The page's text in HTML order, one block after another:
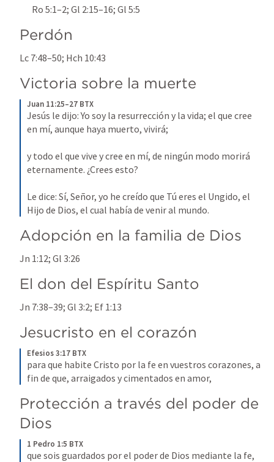
Ro 5:1–2; Gl 2:15–16; Gl 5:5
Perdón
Lc 7:48–50; Hch 10:43
Victoria sobre la muerte
Juan 11:25–27 BTX
Jesús le dijo: Yo soy la resurrección y la vida; el que cree
en mí, aunque haya muerto, vivirá;
y todo el que vive y cree en mí, de ningún modo morirá
eternamente. ¿Crees esto?
Le dice: Sí, Señor, yo he creído que Tú eres el Ungido, el
Hijo de Dios, el cual había de venir al mundo.
Adopción en la familia de Dios
Jn 1:12; Gl 3:26
El don del Espíritu Santo
Jn 7:38–39; Gl 3:2; Ef 1:13
Jesucristo en el corazón
Efesios 3:17 BTX
para que habite Cristo por la fe en vuestros corazones, a
fin de que, arraigados y cimentados en amor,
Protección a través del poder de
Dios
1 Pedro 1:5 BTX
que sois guardados por el poder de Dios mediante la fe,